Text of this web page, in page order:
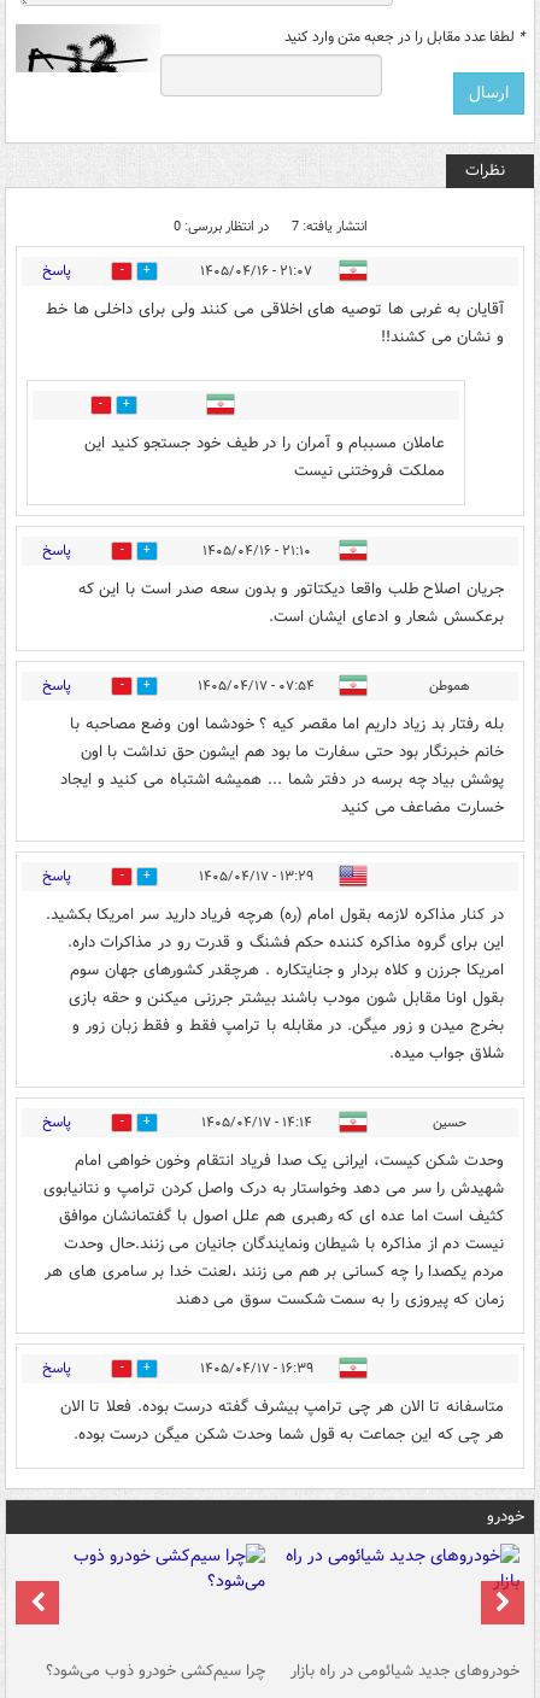
* لطفا عدد مقابل را در جعبه متن وارد کنید
نظرات
انتشار یافته: 7 در انتظار بررسی: 0
۲۱:۰۷ - ۱۴۰۵/۰۴/۱۶ 1 پاسخ
آقایان به غربی ها توصیه های اخلاقی می کنند ولی برای داخلی ها خط
و نشان می کشند!!
1
عاملان مسببام و آمران را در طیف خود جستجو کنید این
مملکت فروختنی نیست
۲۱:۱۰ - ۱۴۰۵/۰۴/۱۶ 1 پاسخ
جریان اصلاح طلب واقعا دیکتاتور و بدون سعه صدر است با این که
برعکسش شعار و ادعای ایشان است.
هموطن ۰۷:۵۴ - ۱۴۰۵/۰۴/۱۷ 1 پاسخ
بله رفتار بد زیاد داریم اما مقصر کیه ؟ خودشما اون وضع مصاحبه با
خانم خبرنگار بود حتی سفارت ما بود هم ایشون حق نداشت با اون
پوشش بیاد چه برسه در دفتر شما ... همیشه اشتباه می کنید و ایجاد
خسارت مضاعف می کنید
۱۳:۲۹ - ۱۴۰۵/۰۴/۱۷ 0 پاسخ
در کنار مذاکره لازمه بقول امام (ره) هرچه فریاد دارید سر امریکا بکشید.
این برای گروه مذاکره کننده حکم فشنگ و قدرت رو در مذاکرات داره.
امریکا جرزن و کلاه بردار و جنایتکاره . هرچقدر کشورهای جهان سوم
بقول اونا مقابل شون مودب باشند بیشتر جرزنی میکنن و حقه بازی
بخرج میدن و زور میگن. در مقابله با ترامپ فقط و فقط زبان زور و
شلاق جواب میده.
حسین ۱۴:۱۴ - ۱۴۰۵/۰۴/۱۷ 0 پاسخ
وحدت شکن کیست، ایرانی یک صدا فریاد انتقام وخون خواهی امام
شهیدش را سر می دهد وخواستار به درک واصل کردن ترامپ و نتانیابوی
کثیف است اما عده ای که رهبری هم علل اصول با گفتمانشان موافق
نیست دم از مذاکره با شیطان ونمایندگان جانیان می زنند.حال وحدت
مردم یکصدا را چه کسانی بر هم می زنند ،لعنت خدا بر سامری های هر
زمان که پیروزی را به سمت شکست سوق می دهند
۱۶:۳۹ - ۱۴۰۵/۰۴/۱۷ 1 پاسخ
متاسفانه تا الان هر چی ترامپ بیشرف گفته درست بوده. فعلا تا الان
هر چی که این جماعت به قول شما وحدت شکن میگن درست بوده.
خودرو
خودروهای جدید شیائومی در راه بازار چرا سیم‌کشی خودرو ذوب می‌شود؟